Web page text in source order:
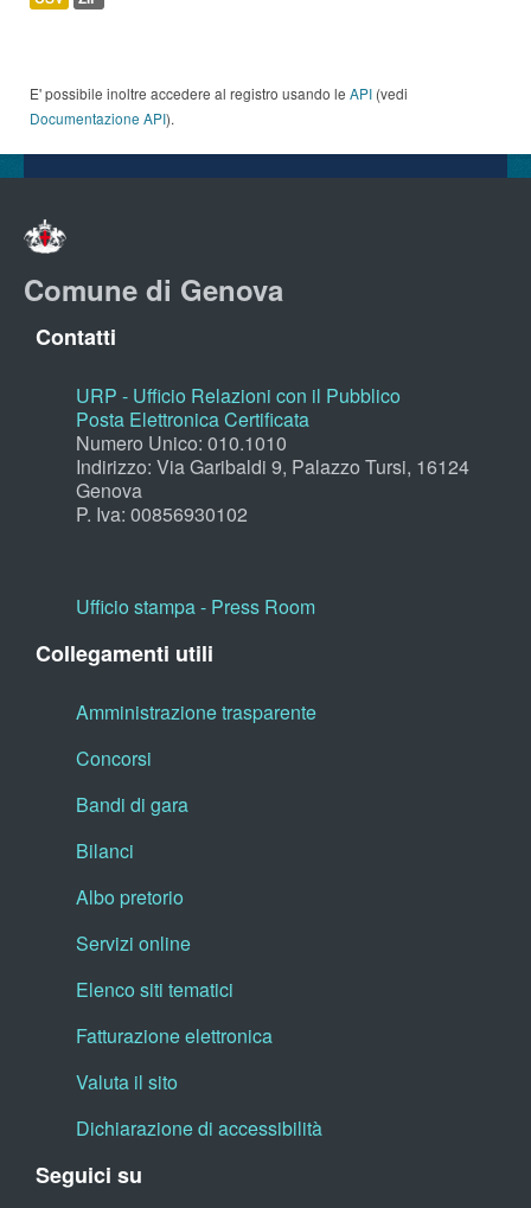
E' possibile inoltre accedere al registro usando le API (vedi
Documentazione API).
Comune di Genova
Contatti
URP - Ufficio Relazioni con il Pubblico
Posta Elettronica Certificata
Numero Unico: 010.1010
Indirizzo: Via Garibaldi 9, Palazzo Tursi, 16124
Genova
P. Iva: 00856930102
Ufficio stampa - Press Room
Collegamenti utili
Amministrazione trasparente
Concorsi
Bandi di gara
Bilanci
Albo pretorio
Servizi online
Elenco siti tematici
Fatturazione elettronica
Valuta il sito
Dichiarazione di accessibilità
Seguici su